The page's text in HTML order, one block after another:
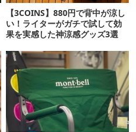
【3COINS】880円で背中が涼し
い！ライターがガチで試して効
果を実感した神涼感グッズ3選